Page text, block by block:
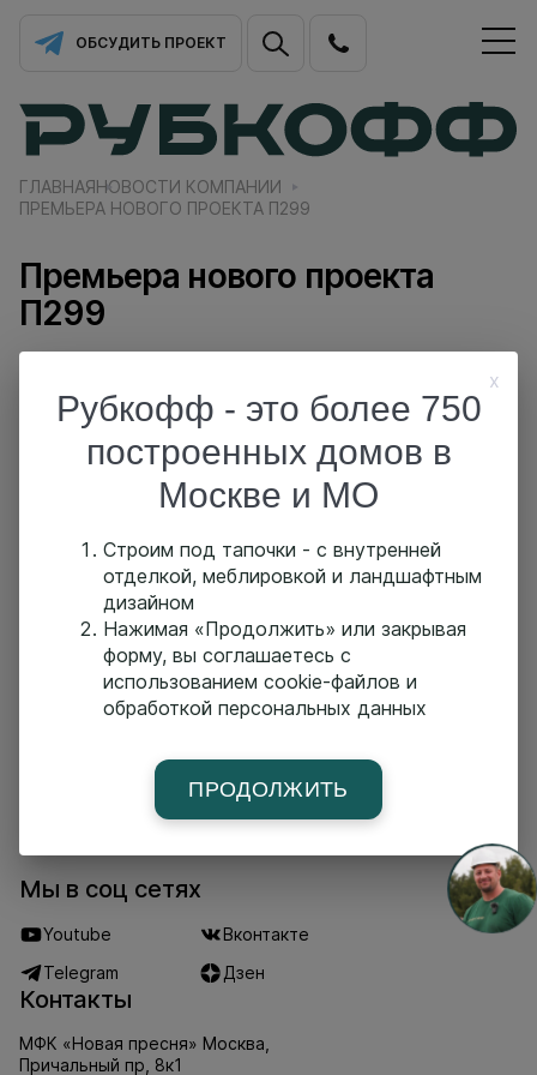
ОБСУДИТЬ ПРОЕКТ
ГЛАВНАЯНОВОСТИ КОМПАНИИ
ПРЕМЬЕРА НОВОГО ПРОЕКТА П299
Премьера нового проекта
П299
Современный и большой дом с сауной
▪️ 504,89 м²
▪️Терраса 24,51 м²
▪️ Гараж 33,3 м²
ценами в различных материалах, перейдите по
https://rubkoff.ru/catalog/proekt-doma-s-
tsokolem-p299/?type=kamennyj
Главная страница Построенные дома
Проекты
Поселки-партнеры
Партнеры Контакты
Мы в соц сетях
Youtube
Вконтакте
Telegram
Дзен
Контакты
МФК «Новая пресня» Москва,
Причальный пр, 8к1
Рубкофф - это более 750
построенных домов в
Москве и МО
Строим под тапочки - с внутренней
отделкой, меблировкой и ландшафтным
дизайном
Нажимая «Продолжить» или закрывая
форму, вы соглашаетесь с
использованием cookie-файлов и
обработкой персональных данных
ПРОДОЛЖИТЬ
x